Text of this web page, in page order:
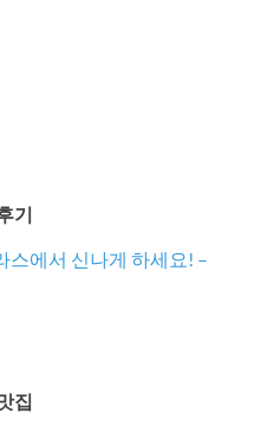
기
스에서 신나게 하세요! –
집